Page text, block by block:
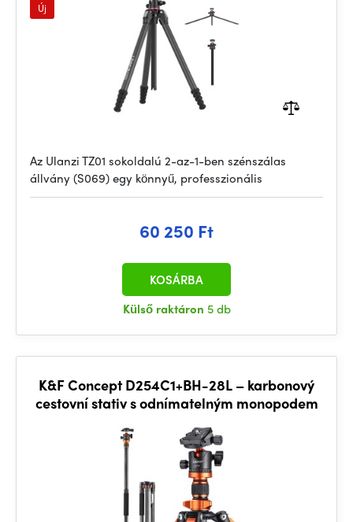
Új
Az Ulanzi TZ01 sokoldalú 2-az-1-ben szénszálas
állvány (S069) egy könnyű, professzionális
60 250 Ft
Külső raktáron 5 db
KOSÁRBA
K&F Concept D254C1+BH-28L – karbonový
cestovní stativ s odnímatelným monopodem